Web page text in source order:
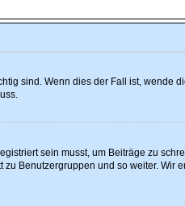
sind. Wenn dies der Fall ist, wende
sein musst, um Beiträge zu
Benutzergruppen und so weiter.